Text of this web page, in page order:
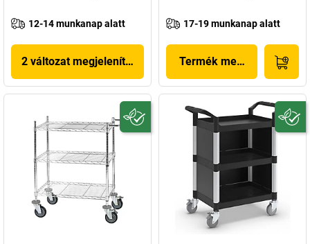
12-14 munkanap alatt
2 változat megjelenítése
17-19 munkanap alatt
Termék megjelenítése